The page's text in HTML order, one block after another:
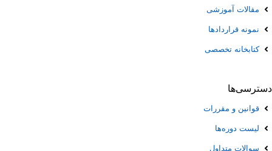
مقالات آموزشی
نمونه قرارداد‌ها
کتابخانه تخصصی
دسترسی‌ها
قوانین و مقررات
لیست دوره‌ها
سوالات متداول